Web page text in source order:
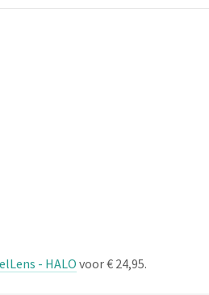
- HALOvoor € 24,95.